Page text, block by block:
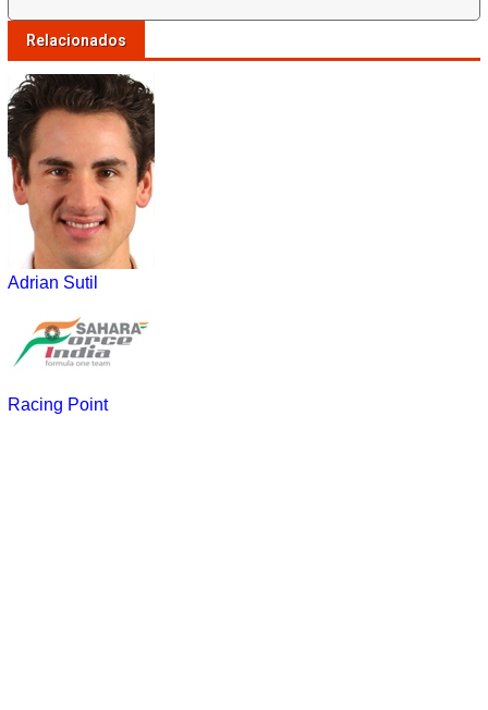
Relacionados
Adrian Sutil
Racing Point